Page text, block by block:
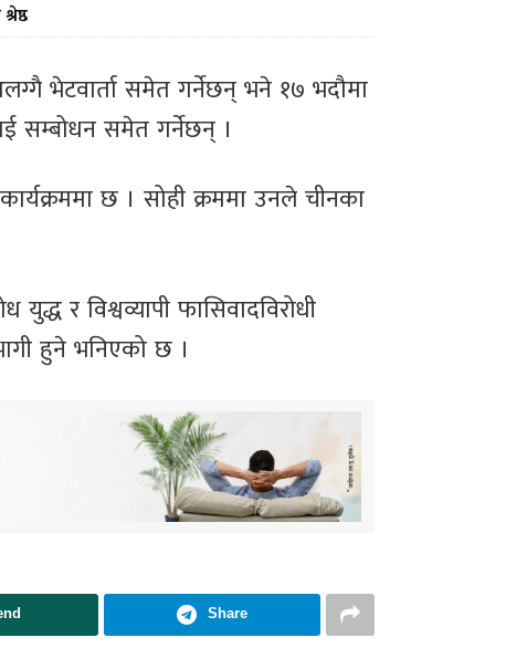
भेटवार्ता समेत गर्नेछन् भने १७ भदौमा
सम्बोधन समेत गर्नेछन् ।
छ । सोही क्रममा उनले चीनका
र विश्वव्यापी फासिवादविरोधी
हुने भनिएको छ ।
Share